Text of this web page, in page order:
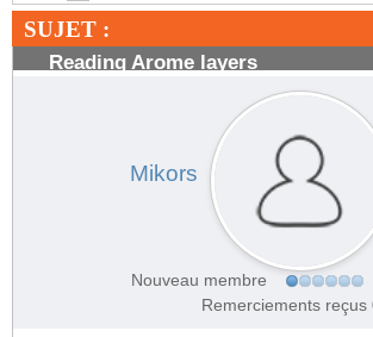
SUJET :
Reading Arome layers
Mikors
Nouveau membre
Remerciements reçus